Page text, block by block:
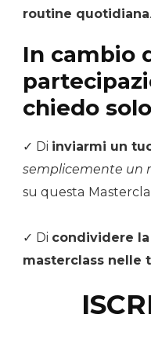
routine quotidiana.
In cambio
chiedo
✓ Di inviarmi un
semplicemente un
su questa
✓ Di condividere
masterclass nelle